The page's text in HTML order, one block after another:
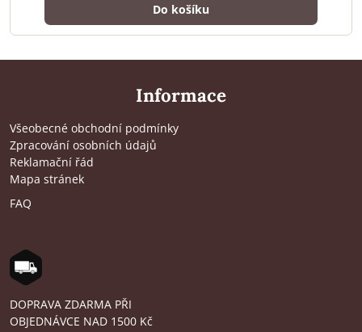
Do košíku
Informace
Všeobecné obchodní podmínky
Zpracování osobních údajů
Reklamační řád
Mapa stránek
FAQ
DOPRAVA ZDARMA PŘI
OBJEDNÁVCE NAD 1500 Kč